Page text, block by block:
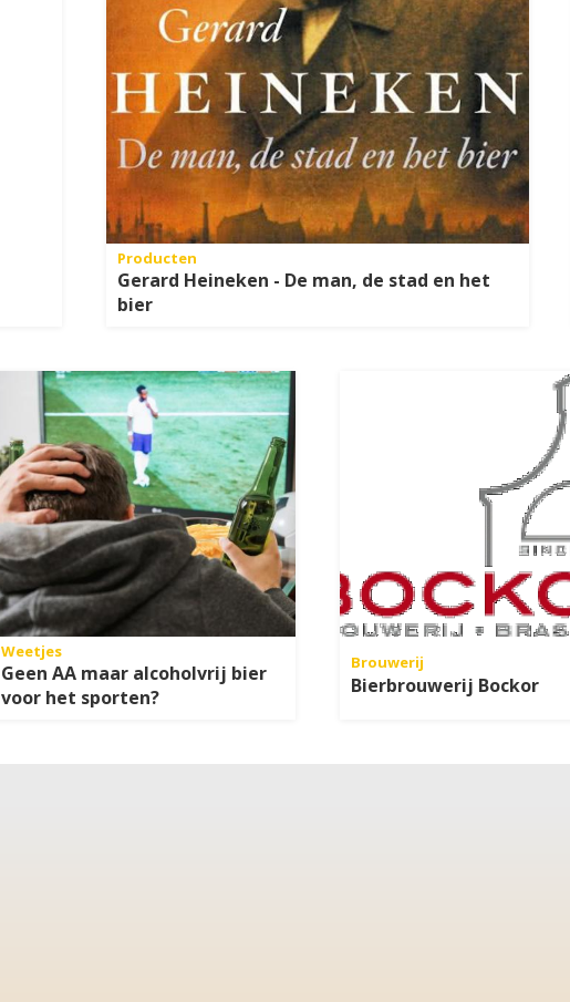
Producten
Gerard Heineken - De man, de stad en het
bier
Weetjes
Geen AA maar alcoholvrij bier
voor het sporten?
Brouwerij
Bierbrouwerij Bockor